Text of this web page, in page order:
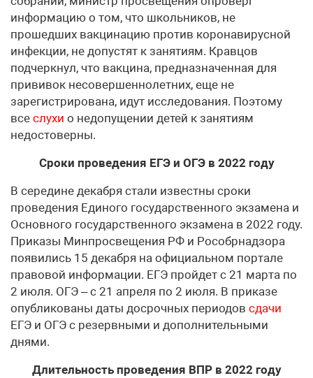
информацию о том, что школьников, не
прошедших вакцинацию против коронавирусной
инфекции, не допустят к занятиям. Кравцов
подчеркнул, что вакцина, предназначенная для
прививок несовершеннолетних, еще не
зарегистрирована, идут исследования. Поэтому
все слухи о недопущении детей к занятиям
недостоверны.
Сроки проведения ЕГЭ и ОГЭ в 2022 году
В середине декабря стали известны сроки
проведения Единого государственного экзамена и
Основного государственного экзамена в 2022 году.
Приказы Минпросвещения РФ и Рособрнадзора
появились 15 декабря на официальном портале
правовой информации. ЕГЭ пройдет с 21 марта по
2 июля. ОГЭ – с 21 апреля по 2 июля. В приказе
опубликованы даты досрочных периодов сдачи
ЕГЭ и ОГЭ с резервными и дополнительными
днями.
Длительность проведения ВПР в 2022 году